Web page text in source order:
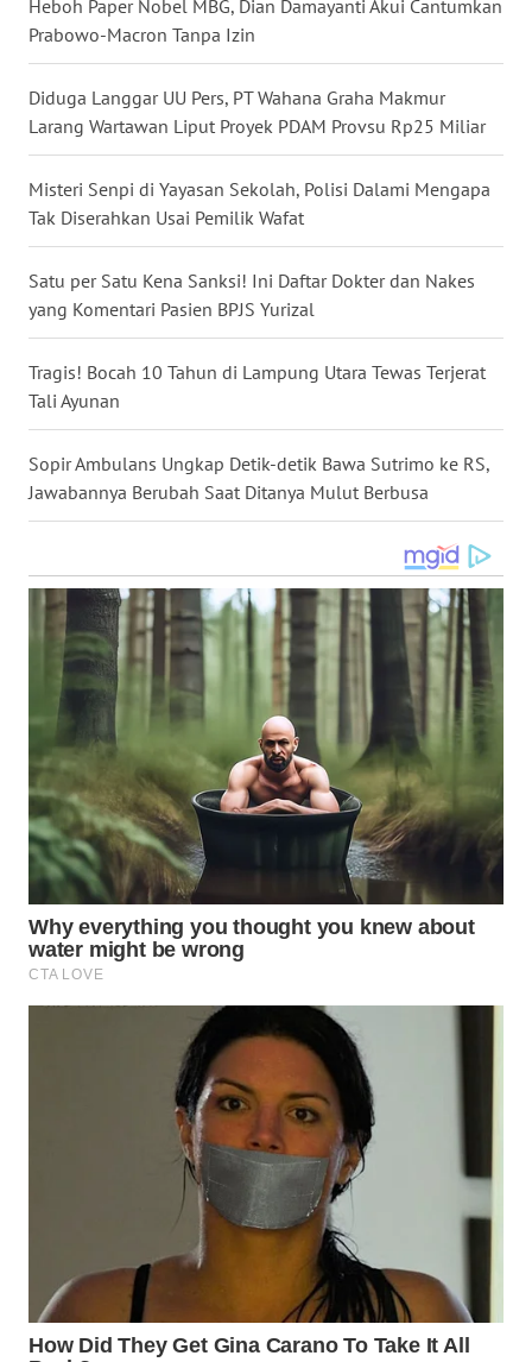
Heboh Paper Nobel MBG, Dian Damayanti Akui Cantumkan
Prabowo-Macron Tanpa Izin
Diduga Langgar UU Pers, PT Wahana Graha Makmur
Larang Wartawan Liput Proyek PDAM Provsu Rp25 Miliar
Misteri Senpi di Yayasan Sekolah, Polisi Dalami Mengapa
Tak Diserahkan Usai Pemilik Wafat
Satu per Satu Kena Sanksi! Ini Daftar Dokter dan Nakes
yang Komentari Pasien BPJS Yurizal
Tragis! Bocah 10 Tahun di Lampung Utara Tewas Terjerat
Tali Ayunan
Sopir Ambulans Ungkap Detik-detik Bawa Sutrimo ke RS,
Jawabannya Berubah Saat Ditanya Mulut Berbusa
WN
JOGJA
JATIM
WN
BALI
WN
KALBAR
WN
KALTENG
KALTARA
WN
KALSEL
KALTIM
WN
SULSEL
WN
GORONTALO
DAIRI
WN